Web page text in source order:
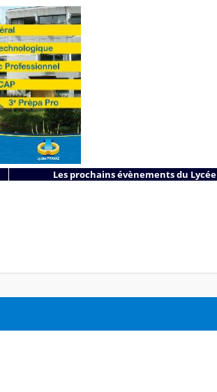
Les prochains évènements du Lycée